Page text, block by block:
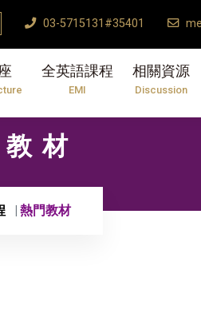
03-5715131#35401
全英語課程
EMI
相關資源
Discussion
材
熱門教材